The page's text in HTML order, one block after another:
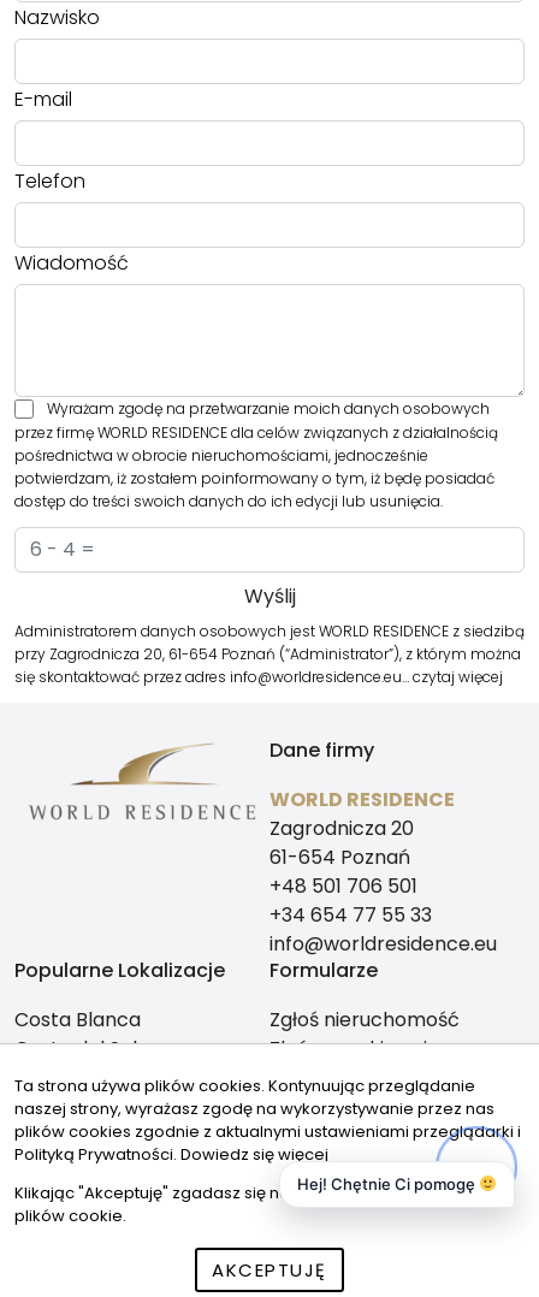
Nazwisko
E-mail
Telefon
Wiadomość
Wyrażam zgodę na przetwarzanie moich danych osobowych
przez firmę WORLD RESIDENCE dla celów związanych z działalnością
pośrednictwa w obrocie nieruchomościami, jednocześnie
potwierdzam, iż zostałem poinformowany o tym, iż będę posiadać
dostęp do treści swoich danych do ich edycji lub usunięcia.
Administratorem danych osobowych jest WORLD RESIDENCE z siedzibą
przy Zagrodnicza 20, 61-654 Poznań (“Administrator”), z którym można
się skontaktować przez adres info@worldresidence.eu…czytaj więcej
Dane firmy
WORLD RESIDENCE
Zagrodnicza 20
61-654 Poznań
+48 501 706 501
+34 654 77 55 33
info@worldresidence.eu
Popularne Lokalizacje
Costa Blanca
Costa del Sol
Alicante
Malaga
Formularze
Zgłoś nieruchomość
Zleć poszukiwanie
Znajdziesz nas tutaj:
© 2026 Wszystkie prawa zastrzeżone | Program dla biur
nieruchomości - asaricrm.com
Ta strona używa plików cookies. Kontynuując przeglądanie
naszej strony, wyrażasz zgodę na wykorzystywanie przez nas
plików cookies zgodnie z aktualnymi ustawieniami przeglądarki i
Polityką Prywatności. Dowiedz się więcej
Klikając "Akceptuję" zgadasz się na wykorzystywanie przez nas
plików cookie.
AKCEPTUJĘ
Hej! Chętnie Ci pomogę